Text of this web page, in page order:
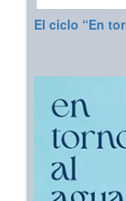
El ciclo “En